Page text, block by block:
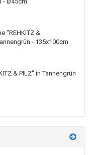
"REHKITZ &
- 135x100cm
& PILZ" in Tannengrün